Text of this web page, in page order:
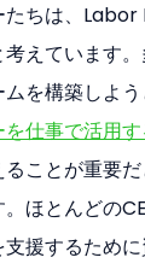
たちは、
えています
を構築しよ
仕事で活用す
ことが重要
ほとんどの
援するため